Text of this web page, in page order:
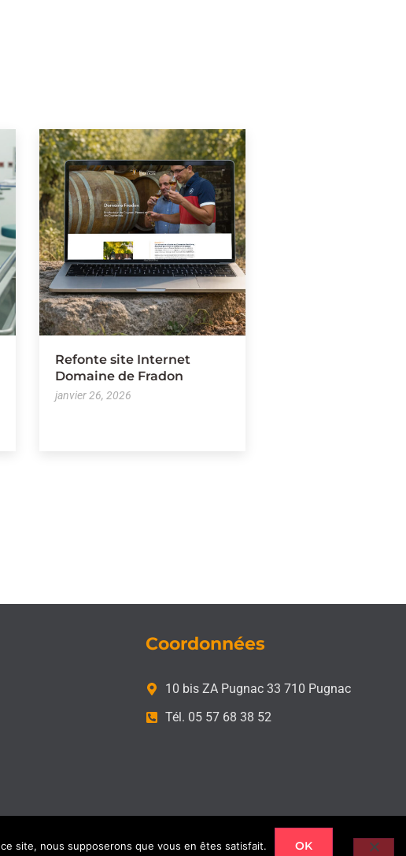
Refonte site Internet
Domaine de Fradon
janvier 26, 2026
Coordonnées
10 bis ZA Pugnac 33 710 Pugnac
Tél. 05 57 68 38 52
site, nous supposerons que vous en êtes satisfait. OK